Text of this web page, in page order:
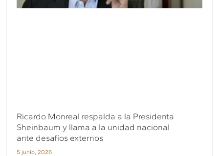
Ricardo Monreal respalda a la Presidenta
Sheinbaum y llama a la unidad nacional
ante desafíos externos
5 junio, 2026